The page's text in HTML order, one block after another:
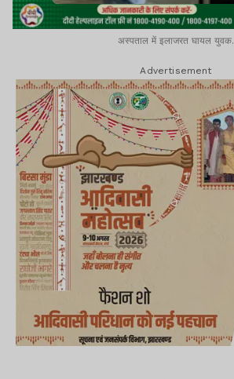
अस्पताल में इलाजरत घायल युवक.
Advertisement